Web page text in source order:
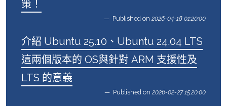
策！
Published on 2026-04-18 01:20:00
介紹 Ubuntu 25.10、Ubuntu 24.04 LTS
這兩個版本的 OS與針對 ARM 支援性及
LTS 的意義
Published on 2026-02-27 15:20:00